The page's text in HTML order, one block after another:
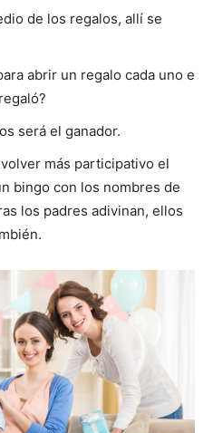
de los regalos, allí se
abrir un regalo cada uno e
será el ganador.
más participativo el
bingo con los nombres de
los padres adivinan, ellos